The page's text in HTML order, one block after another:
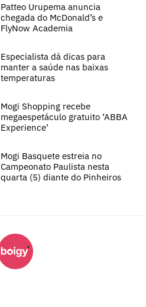
Patteo Urupema anuncia
chegada do McDonald’s e
FlyNow Academia
Especialista dá dicas para
manter a saúde nas baixas
temperaturas
Mogi Shopping recebe
megaespetáculo gratuito ‘ABBA
Experience’
Mogi Basquete estreia no
Campeonato Paulista nesta
quarta (5) diante do Pinheiros